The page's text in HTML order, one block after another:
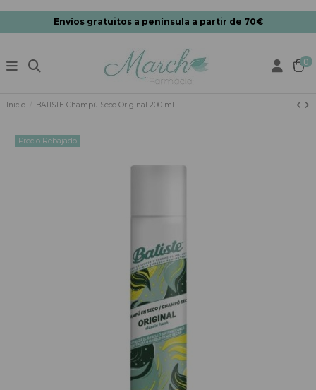
Envíos gratuitos a península a partir de 70€
0
Inicio BATISTE Champú Seco Original 200 ml
Precio Rebajado